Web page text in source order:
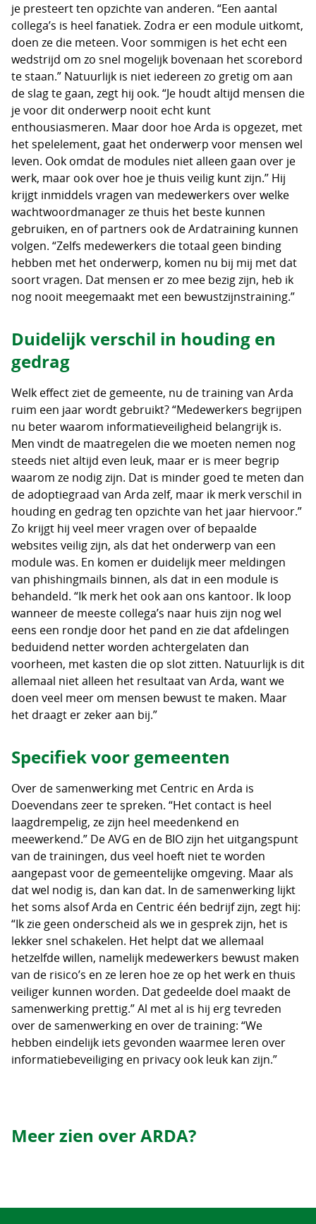
je presteert ten opzichte van anderen. “Een aantal
collega’s is heel fanatiek. Zodra er een module uitkomt,
doen ze die meteen. Voor sommigen is het echt een
wedstrijd om zo snel mogelijk bovenaan het scorebord
te staan.” Natuurlijk is niet iedereen zo gretig om aan
de slag te gaan, zegt hij ook. “Je houdt altijd mensen die
je voor dit onderwerp nooit echt kunt
enthousiasmeren. Maar door hoe Arda is opgezet, met
het spelelement, gaat het onderwerp voor mensen wel
leven. Ook omdat de modules niet alleen gaan over je
werk, maar ook over hoe je thuis veilig kunt zijn.” Hij
krijgt inmiddels vragen van medewerkers over welke
wachtwoordmanager ze thuis het beste kunnen
gebruiken, en of partners ook de Ardatraining kunnen
volgen. “Zelfs medewerkers die totaal geen binding
hebben met het onderwerp, komen nu bij mij met dat
soort vragen. Dat mensen er zo mee bezig zijn, heb ik
nog nooit meegemaakt met een bewustzijnstraining.”
Duidelijk verschil in houding en
gedrag
Welk effect ziet de gemeente, nu de training van Arda
ruim een jaar wordt gebruikt? “Medewerkers begrijpen
nu beter waarom informatieveiligheid belangrijk is.
Men vindt de maatregelen die we moeten nemen nog
steeds niet altijd even leuk, maar er is meer begrip
waarom ze nodig zijn. Dat is minder goed te meten dan
de adoptiegraad van Arda zelf, maar ik merk verschil in
houding en gedrag ten opzichte van het jaar hiervoor.”
Zo krijgt hij veel meer vragen over of bepaalde
websites veilig zijn, als dat het onderwerp van een
module was. En komen er duidelijk meer meldingen
van phishingmails binnen, als dat in een module is
behandeld. “Ik merk het ook aan ons kantoor. Ik loop
wanneer de meeste collega’s naar huis zijn nog wel
eens een rondje door het pand en zie dat afdelingen
beduidend netter worden achtergelaten dan
voorheen, met kasten die op slot zitten. Natuurlijk is dit
allemaal niet alleen het resultaat van Arda, want we
doen veel meer om mensen bewust te maken. Maar
het draagt er zeker aan bij.”
Specifiek voor gemeenten
Over de samenwerking met Centric en Arda is
Doevendans zeer te spreken. “Het contact is heel
laagdrempelig, ze zijn heel meedenkend en
meewerkend.” De AVG en de BIO zijn het uitgangspunt
van de trainingen, dus veel hoeft niet te worden
aangepast voor de gemeentelijke omgeving. Maar als
dat wel nodig is, dan kan dat. In de samenwerking lijkt
het soms alsof Arda en Centric één bedrijf zijn, zegt hij:
“Ik zie geen onderscheid als we in gesprek zijn, het is
lekker snel schakelen. Het helpt dat we allemaal
hetzelfde willen, namelijk medewerkers bewust maken
van de risico’s en ze leren hoe ze op het werk en thuis
veiliger kunnen worden. Dat gedeelde doel maakt de
samenwerking prettig.” Al met al is hij erg tevreden
over de samenwerking en over de training: “We
hebben eindelijk iets gevonden waarmee leren over
informatiebeveiliging en privacy ook leuk kan zijn.”
Meer zien over ARDA?